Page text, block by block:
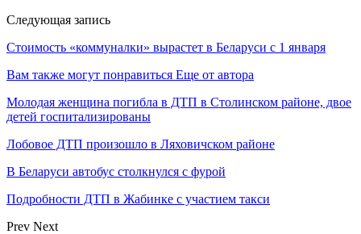
Следующая запись
Стоимость «коммуналки» вырастет в Беларуси с 1 января
Вам также могут понравиться Еще от автора
Молодая женщина погибла в ДТП в Столинском районе, двое
детей госпитализированы
Лобовое ДТП произошло в Ляховичском районе
В Беларуси автобус столкнулся с фурой
Подробности ДТП в Жабинке с участием такси
Prev Next